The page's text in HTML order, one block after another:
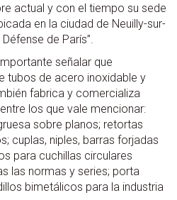
actual y con el tiempo su sede
en la ciudad de Neuilly-sur-
de París”.
señalar que
tubos de acero inoxidable y
fabrica y comercializa
los que vale mencionar:
sobre planos; retortas
cuplas, niples, barras forjadas
para cuchillas circulares
las normas y series; porta
bimetálicos para la industria